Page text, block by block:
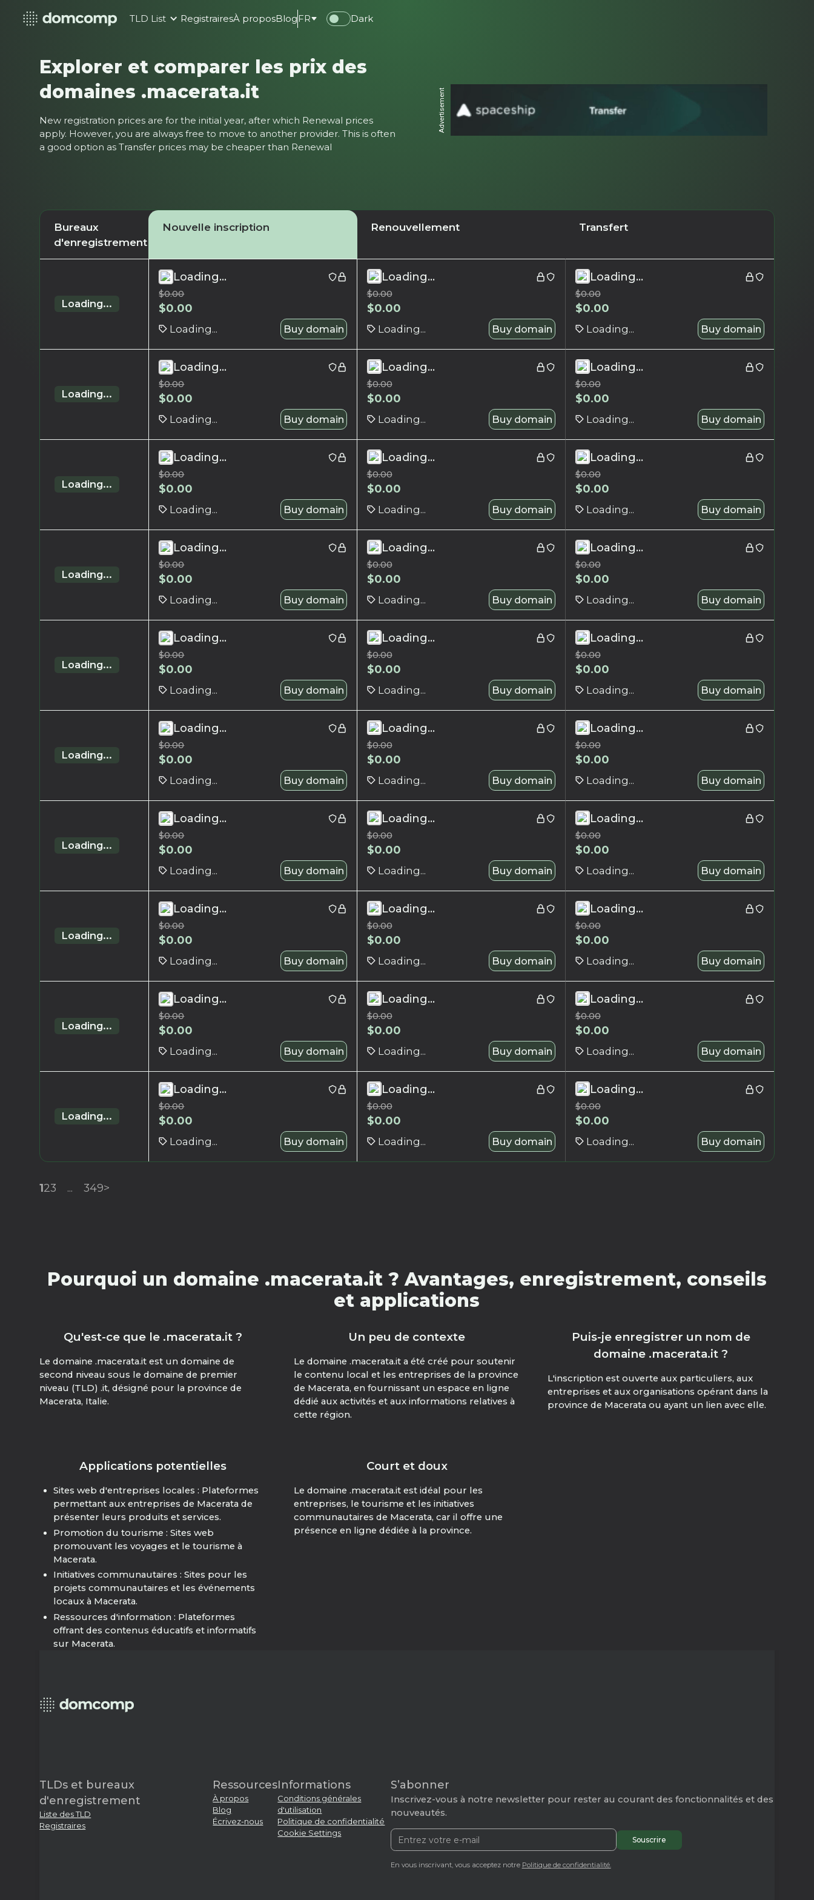
TLD List RegistrairesÀ proposBlog FR Dark
Explorer et comparer les prix des
domaines .macerata.it
New registration prices are for the initial year, after which Renewal prices
apply. However, you are always free to move to another provider. This is often
a good option as Transfer prices may be cheaper than Renewal
Advertisement
Bureaux
d'enregistrement
Nouvelle inscription Renouvellement Transfert
Loading...
Loading...
$0.00
$0.00
Loading... Buy domain
Loading...
$0.00
$0.00
Loading... Buy domain
Loading...
$0.00
$0.00
Loading... Buy domain
Loading...
Loading...
$0.00
$0.00
Loading... Buy domain
Loading...
$0.00
$0.00
Loading... Buy domain
Loading...
$0.00
$0.00
Loading... Buy domain
Loading...
Loading...
$0.00
$0.00
Loading... Buy domain
Loading...
$0.00
$0.00
Loading... Buy domain
Loading...
$0.00
$0.00
Loading... Buy domain
Loading...
Loading...
$0.00
$0.00
Loading... Buy domain
Loading...
$0.00
$0.00
Loading... Buy domain
Loading...
$0.00
$0.00
Loading... Buy domain
Loading...
Loading...
$0.00
$0.00
Loading... Buy domain
Loading...
$0.00
$0.00
Loading... Buy domain
Loading...
$0.00
$0.00
Loading... Buy domain
Loading...
Loading...
$0.00
$0.00
Loading... Buy domain
Loading...
$0.00
$0.00
Loading... Buy domain
Loading...
$0.00
$0.00
Loading... Buy domain
Loading...
Loading...
$0.00
$0.00
Loading... Buy domain
Loading...
$0.00
$0.00
Loading... Buy domain
Loading...
$0.00
$0.00
Loading... Buy domain
Loading...
Loading...
$0.00
$0.00
Loading... Buy domain
Loading...
$0.00
$0.00
Loading... Buy domain
Loading...
$0.00
$0.00
Loading... Buy domain
Loading...
Loading...
$0.00
$0.00
Loading... Buy domain
Loading...
$0.00
$0.00
Loading... Buy domain
Loading...
$0.00
$0.00
Loading... Buy domain
Loading...
Loading...
$0.00
$0.00
Loading... Buy domain
Loading...
$0.00
$0.00
Loading... Buy domain
Loading...
$0.00
$0.00
Loading... Buy domain
123 ... 349>
Pourquoi un domaine .macerata.it ? Avantages, enregistrement, conseils
et applications
Qu'est-ce que le .macerata.it ?
Le domaine .macerata.it est un domaine de
second niveau sous le domaine de premier
niveau (TLD) .it, désigné pour la province de
Macerata, Italie.
Un peu de contexte
Le domaine .macerata.it a été créé pour soutenir
le contenu local et les entreprises de la province
de Macerata, en fournissant un espace en ligne
dédié aux activités et aux informations relatives à
cette région.
Puis-je enregistrer un nom de
domaine .macerata.it ?
L'inscription est ouverte aux particuliers, aux
entreprises et aux organisations opérant dans la
province de Macerata ou ayant un lien avec elle.
Applications potentielles
Sites web d'entreprises locales : Plateformes
permettant aux entreprises de Macerata de
présenter leurs produits et services.
Promotion du tourisme : Sites web
promouvant les voyages et le tourisme à
Macerata.
Initiatives communautaires : Sites pour les
projets communautaires et les événements
locaux à Macerata.
Ressources d'information : Plateformes
offrant des contenus éducatifs et informatifs
sur Macerata.
Court et doux
Le domaine .macerata.it est idéal pour les
entreprises, le tourisme et les initiatives
communautaires de Macerata, car il offre une
présence en ligne dédiée à la province.
TLDs et bureaux
d'enregistrement
Liste des TLD
Registraires
Ressources
À propos
Blog
Écrivez-nous
Informations
Conditions générales
d'utilisation
Politique de confidentialité
Cookie Settings
S’abonner
Inscrivez-vous à notre newsletter pour rester au courant des fonctionnalités et des
nouveautés.
En vous inscrivant, vous acceptez notre Politique de confidentialité.